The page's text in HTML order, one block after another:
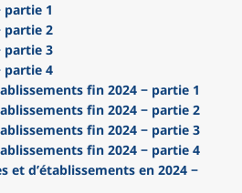
partie 1
partie 2
partie 3
partie 4
fin 2024 − partie 1
fin 2024 − partie 2
fin 2024 − partie 3
fin 2024 − partie 4
et d’établissements en 2024 −